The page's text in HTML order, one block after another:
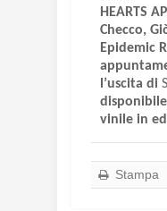
HEARTS
Checco,
Epidemic
l’uscita di
vinile in
Stampa